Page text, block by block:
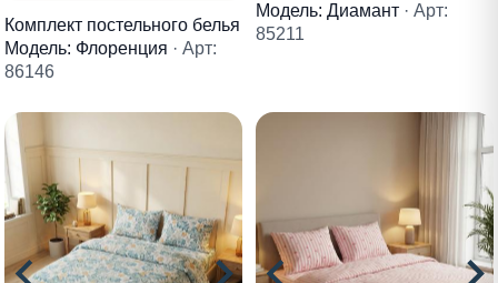
Комплект постельного белья
Модель: Флоренция · Арт:
86146
Модель: Диамант · Арт:
85211